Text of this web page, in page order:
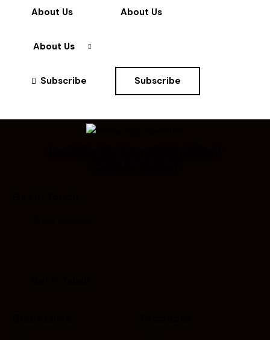
About Us About Us
About Us
Subscribe Subscribe